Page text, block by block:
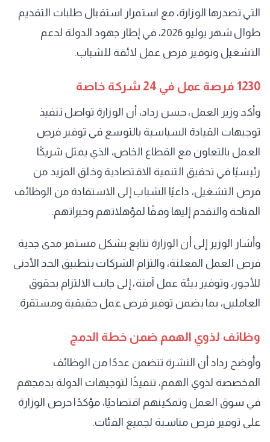
التي تصدرها الوزارة، مع استمرار استقبال طلبات التقديم
طوال شهر يوليو 2026، في إطار جهود الدولة لدعم
التشغيل وتوفير فرص عمل لائقة للشباب.
1230 فرصة عمل في 24 شركة خاصة
وأكد وزير العمل، حسن رداد، أن الوزارة تواصل تنفيذ
توجيهات القيادة السياسية بالتوسع في توفير فرص
العمل بالتعاون مع القطاع الخاص، الذي يمثل شريكًا
رئيسيًا في تحقيق التنمية الاقتصادية وخلق المزيد من
فرص التشغيل، داعيًا الشباب إلى الاستفادة من الوظائف
المتاحة والتقدم إليها وفقًا لمؤهلاتهم وخبراتهم.
وأشار الوزير إلى أن الوزارة تتابع بشكل مستمر مدى جدية
فرص العمل المعلنة، والتزام الشركات بتطبيق الحد الأدنى
للأجور، وتوفير بيئة عمل آمنة، إلى جانب الالتزام بحقوق
العاملين، بما يضمن توفير فرص عمل حقيقية ومستقرة.
وظائف لذوي الهمم ضمن خطة الدمج
وأوضح رداد أن النشرة تتضمن عددًا من الوظائف
المخصصة لذوي الهمم، تنفيذًا لتوجيهات الدولة بدمجهم
في سوق العمل وتمكينهم اقتصاديًا، مؤكدًا حرص الوزارة
على توفير فرص مناسبة لجميع الفئات.